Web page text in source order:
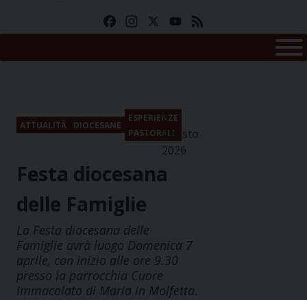
FacebookInstagramYouTube
ATTUALITÀ DIOCESANE
ESPERIENZE
PASTORALI
9
Agosto
2026
Festa diocesana
delle Famiglie
La Festa diocesana delle
Famiglie avrà luogo Domenica 7
aprile, con inizio alle ore 9.30
presso la parrocchia Cuore
Immacolato di Maria in Molfetta.